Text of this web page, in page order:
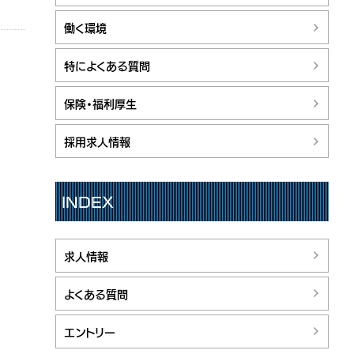
働く環境
特によくある質問
保険・福利厚生
採用求人情報
INDEX
求人情報
よくある質問
エントリー